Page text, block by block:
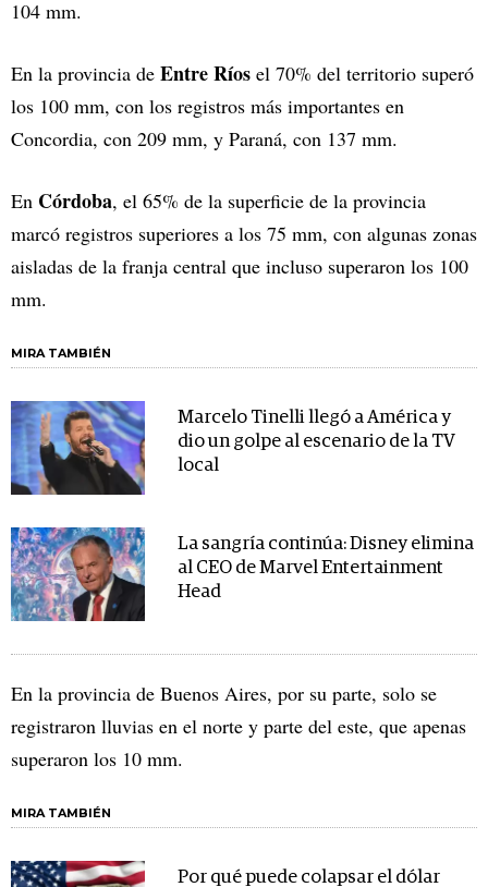
104 mm.
En la provincia de Entre Ríos el 70% del territorio superó
los 100 mm, con los registros más importantes en
Concordia, con 209 mm, y Paraná, con 137 mm.
En Córdoba, el 65% de la superficie de la provincia
marcó registros superiores a los 75 mm, con algunas zonas
aisladas de la franja central que incluso superaron los 100
mm.
MIRA TAMBIÉN
Marcelo Tinelli llegó a América y
dio un golpe al escenario de la TV
local
La sangría continúa: Disney elimina
al CEO de Marvel Entertainment
Head
En la provincia de Buenos Aires, por su parte, solo se
registraron lluvias en el norte y parte del este, que apenas
superaron los 10 mm.
MIRA TAMBIÉN
Por qué puede colapsar el dólar